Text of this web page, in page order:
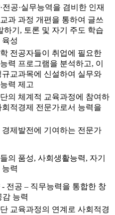
전공·실무능역을 겸비한 인재
과 과정 개편을 통하여 글쓰
하기, 토론 및 자기 주도 학습
육성
전공자들이 취업에 필요한
력 프로그램을 분석하고, 이
규교과목에 신설하여 실무와
력 제고
의 체계적 교육과정에 참여하
회적경제 전문가로서 능력을
경제발전에 기여하는 전문가
의 품성, 사회생활능력, 자기
능력
- 전공 – 직무능력을 통합한 창
감 능력
교육과정의 연계로 사회적경